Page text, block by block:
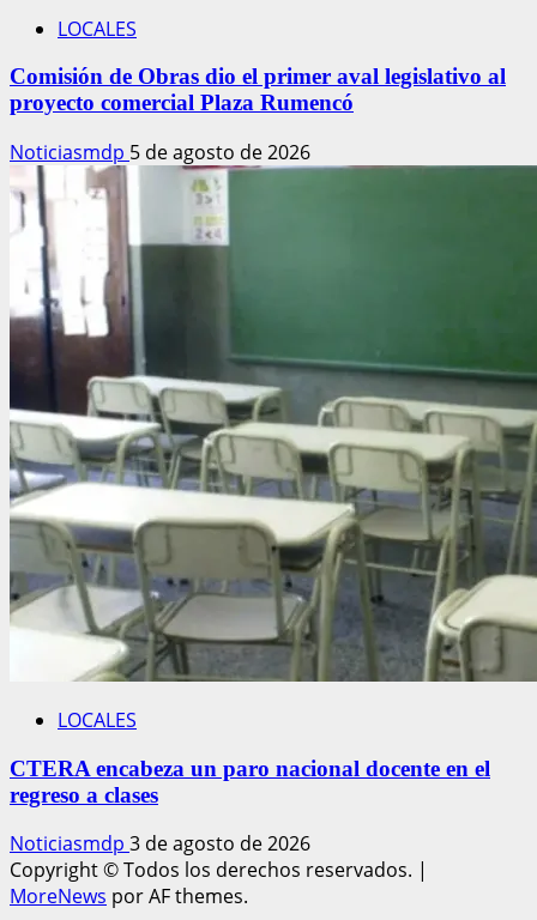
LOCALES
Comisión de Obras dio el primer aval legislativo al
proyecto comercial Plaza Rumencó
Noticiasmdp 5 de agosto de 2026
LOCALES
CTERA encabeza un paro nacional docente en el
regreso a clases
Noticiasmdp 3 de agosto de 2026
Copyright © Todos los derechos reservados. |
MoreNews por AF themes.